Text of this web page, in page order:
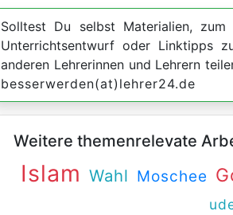
Solltest Du selbst Materialien,
Unterrichtsentwurf oder Linktipps
anderen Lehrerinnen und Lehrern
besserwerden(at)lehrer24.de
Weitere themenrelevate
Islam Wahl Moschee